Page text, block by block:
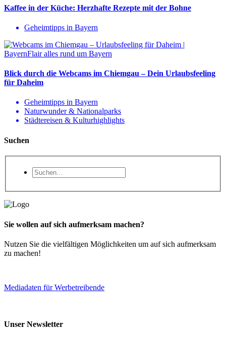
Kaffee in der Küche: Herzhafte Rezepte mit der Bohne
Geheimtipps in Bayern
Blick durch die Webcams im Chiemgau – Dein Urlaubsfeeling
für Daheim
Geheimtipps in Bayern
Naturwunder & Nationalparks
Städtereisen & Kulturhighlights
Suchen
Sie wollen auf sich aufmerksam machen?
Nutzen Sie die vielfältigen Möglichkeiten um auf sich aufmerksam
zu machen!
Mediadaten für Werbetreibende
Unser Newsletter